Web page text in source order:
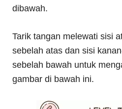
dibawah.
Tarik tangan melewati sisi
sebelah atas dan sisi
sebelah bawah untuk
gambar di bawah ini.